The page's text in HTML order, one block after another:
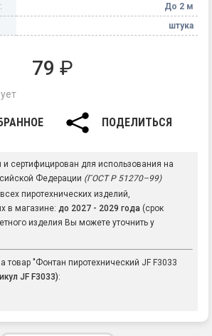
До 2 м
штука
79 ₽
ПОДЕЛИТЬСЯ
и сертифицирован для использования на
Федерации (ГОСТ Р 51270–99)
всех пиротехнических изделий,
в магазине: до 2027 - 2029 года (срок
изделия Вы можете уточнить у
товар "Фонтан пиротехнический JF F3033
JF F3033):